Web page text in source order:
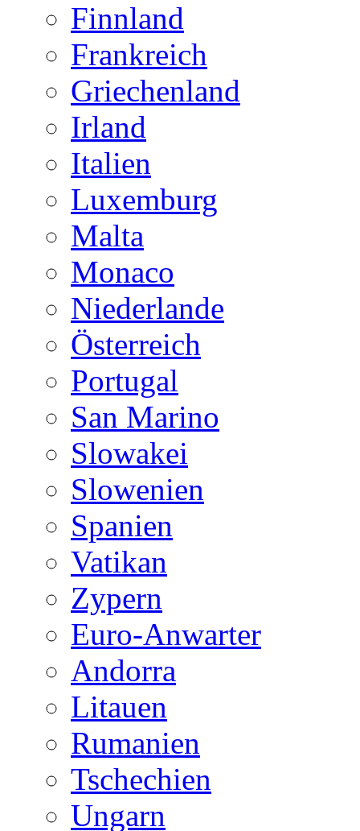
Finnland
Frankreich
Griechenland
Irland
Italien
Luxemburg
Malta
Monaco
Niederlande
Österreich
Portugal
San Marino
Slowakei
Slowenien
Spanien
Vatikan
Zypern
Euro-Anwarter
Andorra
Litauen
Rumanien
Tschechien
Ungarn